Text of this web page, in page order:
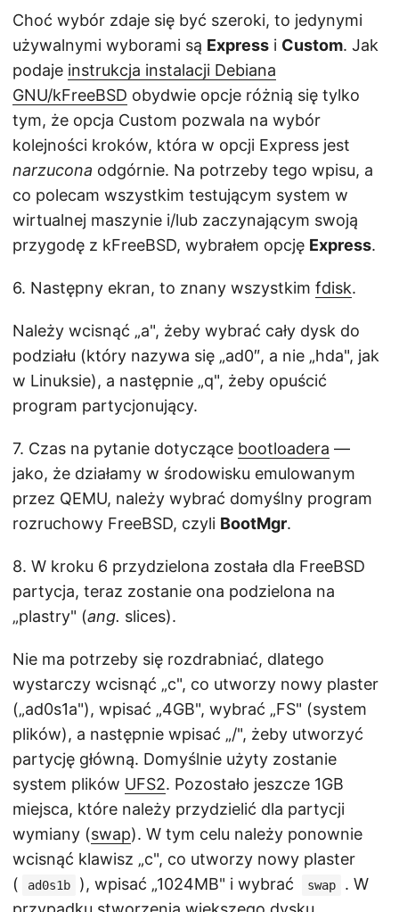
Choć wybór zdaje się być szeroki, to jedynymi
używalnymi wyborami są Express i Custom. Jak
podaje instrukcja instalacji Debiana
GNU/kFreeBSD obydwie opcje różnią się tylko
tym, że opcja Custom pozwala na wybór
kolejności kroków, która w opcji Express jest
narzucona odgórnie. Na potrzeby tego wpisu, a
co polecam wszystkim testującym system w
wirtualnej maszynie i/lub zaczynającym swoją
przygodę z kFreeBSD, wybrałem opcję Express.
6. Następny ekran, to znany wszystkim fdisk.
Należy wcisnąć „a", żeby wybrać cały dysk do
podziału (który nazywa się „ad0″, a nie „hda", jak
w Linuksie), a następnie „q", żeby opuścić
program partycjonujący.
7. Czas na pytanie dotyczące bootloadera —
jako, że działamy w środowisku emulowanym
przez QEMU, należy wybrać domyślny program
rozruchowy FreeBSD, czyli BootMgr.
8. W kroku 6 przydzielona została dla FreeBSD
partycja, teraz zostanie ona podzielona na
„plastry" (ang. slices).
Nie ma potrzeby się rozdrabniać, dlatego
wystarczy wcisnąć „c", co utworzy nowy plaster
(„ad0s1a"), wpisać „4GB", wybrać „FS" (system
plików), a następnie wpisać „/", żeby utworzyć
partycję główną. Domyślnie użyty zostanie
system plików UFS2. Pozostało jeszcze 1GB
miejsca, które należy przydzielić dla partycji
wymiany (swap). W tym celu należy ponownie
wcisnąć klawisz „c", co utworzy nowy plaster
(
ad0s1b ), wpisać „1024MB" i wybrać swap
. W